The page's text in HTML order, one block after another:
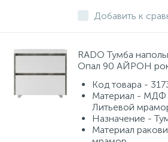
Добавить к
RADO Тумба
Опал 90 АЙРОН
Код товара -
Материал - МДФ
Литьевой
Назначение -
Материал